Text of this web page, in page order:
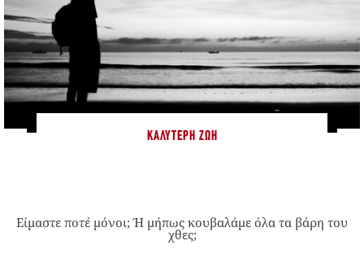
ΚΑΛΎΤΕΡΗ ΖΩΉ
Είμαστε ποτέ μόνοι; Ή μήπως κουβαλάμε όλα τα βάρη του
χθες;